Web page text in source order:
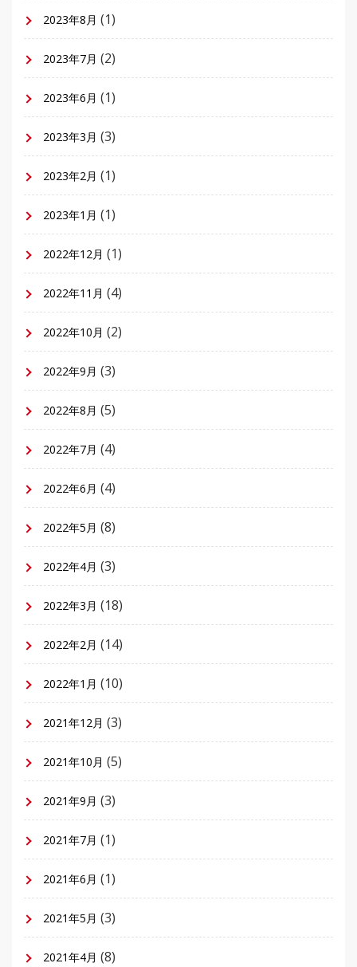
2023年8月 (1)
2023年7月 (2)
2023年6月 (1)
2023年3月 (3)
2023年2月 (1)
2023年1月 (1)
2022年12月 (1)
2022年11月 (4)
2022年10月 (2)
2022年9月 (3)
2022年8月 (5)
2022年7月 (4)
2022年6月 (4)
2022年5月 (8)
2022年4月 (3)
2022年3月 (18)
2022年2月 (14)
2022年1月 (10)
2021年12月 (3)
2021年10月 (5)
2021年9月 (3)
2021年7月 (1)
2021年6月 (1)
2021年5月 (3)
2021年4月 (8)